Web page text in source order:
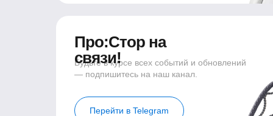
Перейти в Telegram
Будьте в курсе всех событий и обновлений
— подпишитесь на наш канал.
Про:Стор на
связи!